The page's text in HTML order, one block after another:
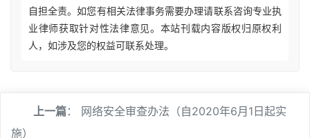
自担全责。如您有相关法律事务需要办理请联系咨询专业执
业律师获取针对性法律意见。本站刊载内容版权归原权利
人，如涉及您的权益可联系处理。
上一篇： 网络安全审查办法（自2020年6月1日起实
施）